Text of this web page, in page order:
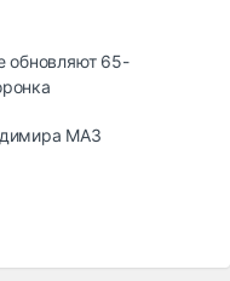
обновляют 65-
МАЗ